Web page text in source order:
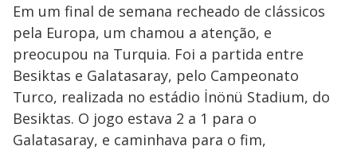
Em um final de semana recheado de clássicos
pela Europa, um chamou a atenção, e
preocupou na Turquia. Foi a partida entre
Besiktas e Galatasaray, pelo Campeonato
Turco, realizada no estádio İnönü Stadium, do
Besiktas. O jogo estava 2 a 1 para o
Galatasaray, e caminhava para o fim,